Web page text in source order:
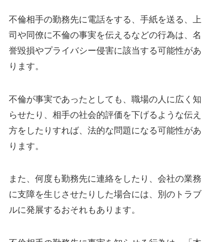
不倫相手の勤務先に電話をする、手紙を送る、上
司や同僚に不倫の事実を伝えるなどの行為は、名
誉毀損やプライバシー侵害に該当する可能性があ
ります。
不倫が事実であったとしても、職場の人に広く知
らせたり、相手の社会的評価を下げるような伝え
方をしたりすれば、法的な問題になる可能性があ
ります。
また、何度も勤務先に連絡をしたり、会社の業務
に支障を生じさせたりした場合には、別のトラブ
ルに発展するおそれもあります。